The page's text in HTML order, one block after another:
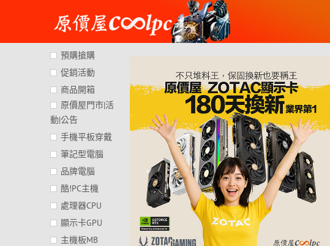
content
預購搶購
促銷活動
商品開箱
原價屋門市|活
動|公告
手機平板穿戴
筆記型電腦
品牌電腦
酷!PC主機
處理器CPU
顯示卡GPU
主機板MB